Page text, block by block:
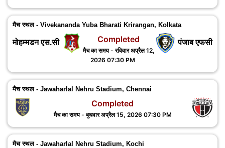
मैच स्थल - Vivekananda Yuba Bharati Krirangan, Kolkata
मोहम्मडन एस.सी पंजाब एफसी
Completed
मैच का समय - रविवार अप्रैल 12,
2026 07:30 PM
मैच स्थल - Jawaharlal Nehru Stadium, Chennai
Completed
मैच का समय - बुधवार अप्रैल 15, 2026 07:30 PM
मैच स्थल - Jawaharlal Nehru Stadium, Kochi